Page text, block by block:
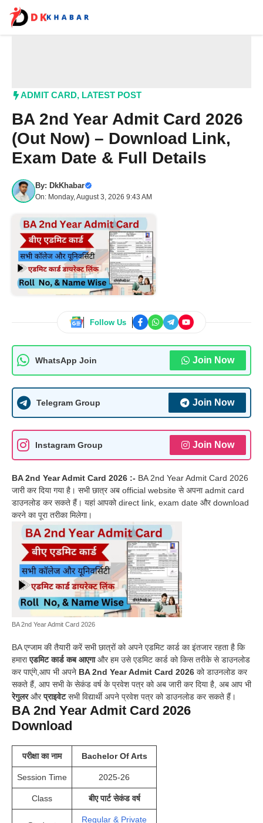
content
ADMIT CARD, LATEST POST
BA 2nd Year Admit Card 2026
(Out Now) – Download Link,
Exam Date & Full Details
By: DkKhabar
On: Monday, August 3, 2026 9:43 AM
Follow Us
WhatsApp Join Join Now
Telegram Group Join Now
Instagram Group Join Now
BA 2nd Year Admit Card 2026 :- BA 2nd Year Admit Card 2026
जारी कर दिया गया है। सभी छात्र अब official website से अपना admit card
डाउनलोड कर सकते हैं। यहां आपको direct link, exam date और download
करने का पूरा तरीका मिलेगा।
BA 2nd Year Admit Card 2026
BA एग्जाम की तैयारी करें सभी छात्रों को अपने एडमिट कार्ड का इंतजार रहता है कि
हमाराएडमिट कार्ड कब आएगाऔर हम उसे एडमिट कार्ड को किस तरीके से डाउनलोड
कर पाएंगे,आप भी अपने BA 2nd Year Admit Card 2026 को डाउनलोड कर
सकते हैं, आप सभी के सेकंड वर्ष के प्रवेश पत्र को अब जारी कर दिया है, अब आप भी
रेगुलरऔरप्राइवेटसभी विद्यार्थी अपने प्रवेश पत्र को डाउनलोड कर सकते हैं।
BA 2nd Year Admit Card 2026
Download
परीक्षा का नाम Bachelor Of Arts
Session Time 2025-26
Class बीए पार्ट सेकंड वर्ष
Regular & Private